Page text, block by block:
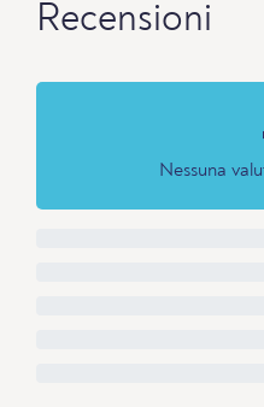
Recensioni
Nessuna